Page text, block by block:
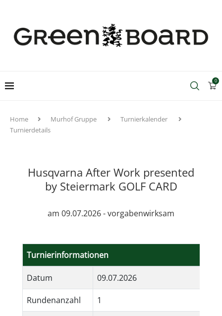
0
Home Murhof Gruppe
Turnierkalender
Turnierdetails
Husqvarna After Work presented
by Steiermark GOLF CARD
am 09.07.2026 - vorgabenwirksam
Turnierinformationen
Datum 09.07.2026
Rundenanzahl 1